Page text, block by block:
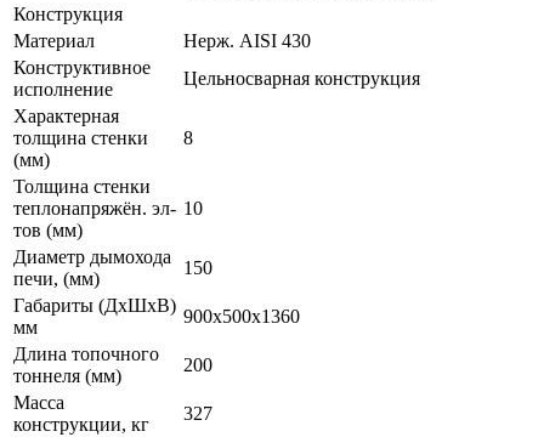
Конструкция
Материал
Нерж. AISI 430
Конструктивное
исполнение
Цельносварная конструкция
Характерная
толщина стенки
(мм)
8
Толщина стенки
теплонапряжён. эл-
тов (мм)
10
Диаметр дымохода
печи, (мм)
150
Габариты (ДхШхВ)
мм
900х500х1360
Длина топочного
тоннеля (мм)
200
Масса
конструкции, кг
327